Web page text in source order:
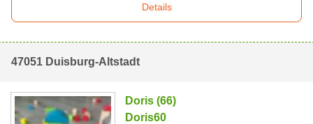
Details
47051 Duisburg-Altstadt
Doris (66)
Doris60